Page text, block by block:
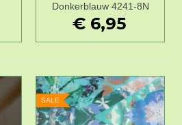
Donkerblauw 4241-8N
€ 6,95
SALE